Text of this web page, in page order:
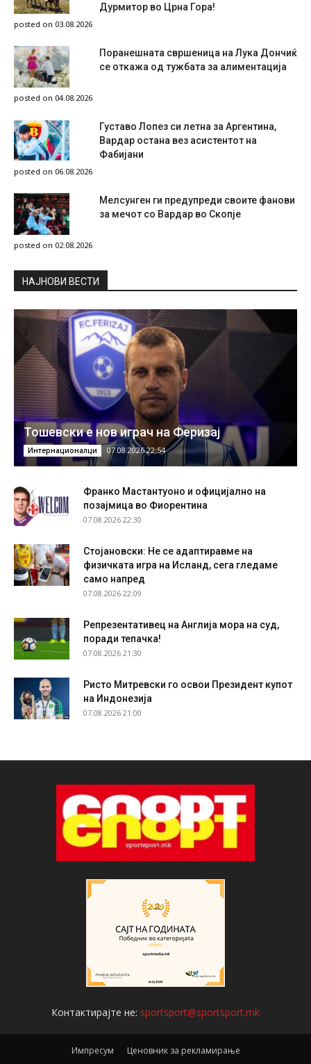
Дурмитор во Црна Гора!
posted on 03.08.2026
Поранешната свршеница на Лука Дончиќ
се откажа од тужбата за алиментација
posted on 04.08.2026
Густаво Лопез си летна за Аргентина,
Вардар остана вез асистентот на
Фабијани
posted on 06.08.2026
Мелсунген ги предупреди своите фанови
за мечот со Вардар во Скопје
posted on 02.08.2026
НAЈНОВИ ВЕСТИ
Тошевски е нов играч на Феризај
Интернационалци 07.08.2026 22:54
Франко Мастантуоно и официјално на
позајмица во Фиорентина
07.08.2026 22:30
Стојановски: Не се адаптиравме на
физичката игра на Исланд, сега гледаме
само напред
07.08.2026 22:09
Репрезентативец на Англија мора на суд,
поради тепачка!
07.08.2026 21:30
Ристо Митревски го освои Президент купот
на Индонезија
07.08.2026 21:00
Контактирајте не: sportsport@sportsport.mk
Импресум Ценовник за рекламирање